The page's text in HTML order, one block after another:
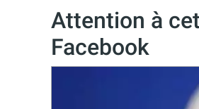
Attention à
Facebook